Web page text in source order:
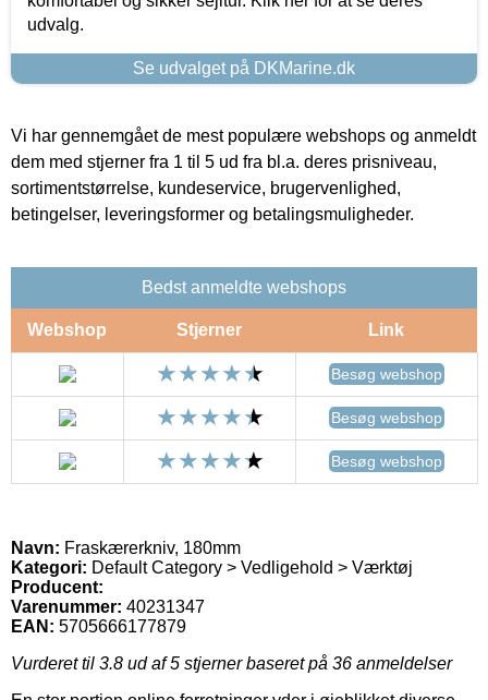
udvalg.
Se udvalget på DKMarine.dk
Vi har gennemgået de mest populære webshops og anmeldt
dem med stjerner fra 1 til 5 ud fra bl.a. deres prisniveau,
sortimentstørrelse, kundeservice, brugervenlighed,
betingelser, leveringsformer og betalingsmuligheder.
Bedst anmeldte webshops
Webshop Stjerner Link
Besøg webshop
Besøg webshop
Besøg webshop
Navn: Fraskærerkniv, 180mm
Kategori: Default Category > Vedligehold > Værktøj
Producent:
Varenummer: 40231347
EAN: 5705666177879
Vurderet til 3.8 ud af 5 stjerner baseret på 36 anmeldelser